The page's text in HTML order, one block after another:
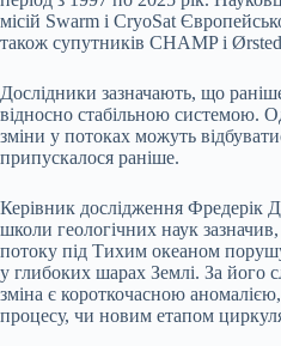
місій Swarm і CryoSat
також супутників CHAMP і
Дослідники зазначають, що
відносно стабільною системою.
зміни у потоках можуть
припускалося раніше.
Керівник дослідження Фредерік
школи геологічних наук
потоку під Тихим океаном
у глибоких шарах Землі. За його
зміна є короткочасною
процесу, чи новим етапом